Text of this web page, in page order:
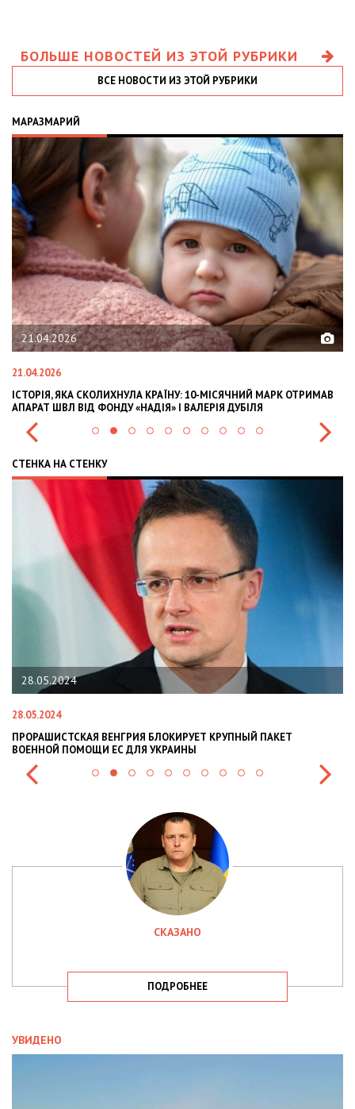
БОЛЬШЕ НОВОСТЕЙ ИЗ ЭТОЙ РУБРИКИ
ВСЕ НОВОСТИ ИЗ ЭТОЙ РУБРИКИ
МАРАЗМАРИЙ
21.04.2026
21.04.2026
ІСТОРІЯ, ЯКА СКОЛИХНУЛА КРАЇНУ: 10-МІСЯЧНИЙ МАРК ОТРИМАВ
АПАРАТ ШВЛ ВІД ФОНДУ «НАДІЯ» І ВАЛЕРІЯ ДУБІЛЯ
СТЕНКА НА СТЕНКУ
28.05.2024
28.05.2024
ПРОРАШИСТСКАЯ ВЕНГРИЯ БЛОКИРУЕТ КРУПНЫЙ ПАКЕТ
ВОЕННОЙ ПОМОЩИ ЕС ДЛЯ УКРАИНЫ
СКАЗАНО
ПОДРОБНЕЕ
УВИДЕНО